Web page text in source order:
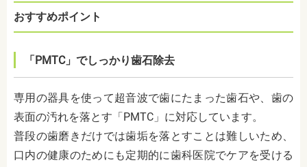
おすすめポイント
「PMTC」でしっかり歯石除去
専用の器具を使って超音波で歯にたまった歯石や、歯の
表面の汚れを落とす「PMTC」に対応しています。
普段の歯磨きだけでは歯垢を落とすことは難しいため、
口内の健康のためにも定期的に歯科医院でケアを受ける